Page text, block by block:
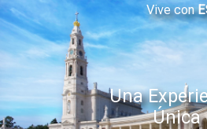
Vive con
Una
Única